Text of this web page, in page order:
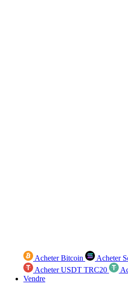
Acheter Bitcoin Acheter
Acheter USDT TRC20
Vendre